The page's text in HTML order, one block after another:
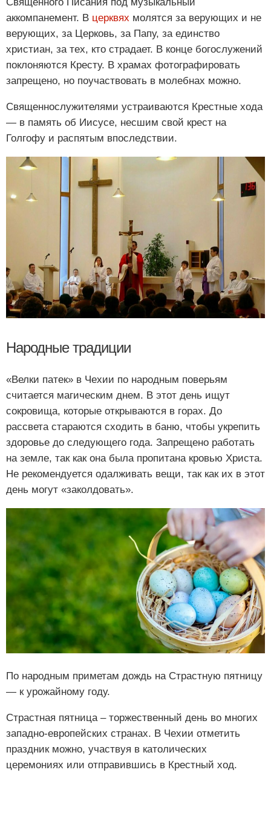
аккомпанемент. В церквях молятся за верующих и не
верующих, за Церковь, за Папу, за единство
христиан, за тех, кто страдает. В конце богослужений
поклоняются Кресту. В храмах фотографировать
запрещено, но поучаствовать в молебнах можно.
Священнослужителями устраиваются Крестные хода
— в память об Иисусе, несшим свой крест на
Голгофу и распятым впоследствии.
Народные традиции
«Велки патек» в Чехии по народным поверьям
считается магическим днем. В этот день ищут
сокровища, которые открываются в горах. До
рассвета стараются сходить в баню, чтобы укрепить
здоровье до следующего года. Запрещено работать
на земле, так как она была пропитана кровью Христа.
Не рекомендуется одалживать вещи, так как их в этот
день могут «заколдовать».
По народным приметам дождь на Страстную пятницу
— к урожайному году.
Страстная пятница – торжественный день во многих
западно-европейских странах. В Чехии отметить
праздник можно, участвуя в католических
церемониях или отправившись в Крестный ход.